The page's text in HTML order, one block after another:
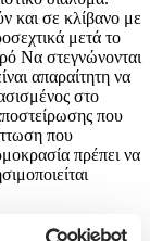
και σε κλίβανο με
μετά το
Να στεγνώνονται
απαραίτητη να
στο
που
που
πρέπει να